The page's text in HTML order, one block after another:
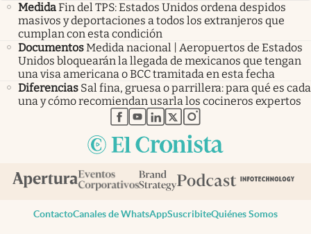
MedidaFin del TPS: Estados Unidos ordena despidos
masivos y deportaciones a todos los extranjeros que
cumplan con esta condición
DocumentosMedida nacional | Aeropuertos de Estados
Unidos bloquearán la llegada de mexicanos que tengan
una visa americana o BCC tramitada en esta fecha
Diferencias Sal fina, gruesa o parrillera: para qué es cada
una y cómo recomiendan usarla los cocineros expertos
abre en nueva pestaña
abre en nueva pestaña
abre en nueva pestaña
abre en nueva pestaña
abre en nueva pestaña
ContactoCanales de WhatsAppSuscribiteQuiénes Somos